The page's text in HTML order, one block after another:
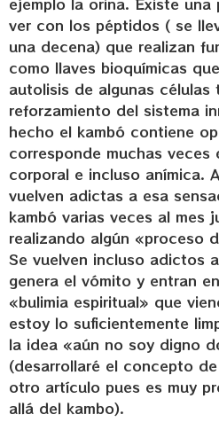
ver con los péptidos ( se
una decena) que realizan
como llaves bioquímicas
autolisis de algunas células
reforzamiento del sistema
hecho el kambó contiene
corresponde muchas veces
corporal e incluso anímica.
vuelven adictas a esa
kambó varias veces al mes
realizando algún «proceso
Se vuelven incluso adictos
genera el vómito y entran
«bulimia espiritual» que
estoy lo suficientemente
la idea «aún no soy digno
(desarrollaré el concepto
otro artículo pues es muy
allá del kambo).